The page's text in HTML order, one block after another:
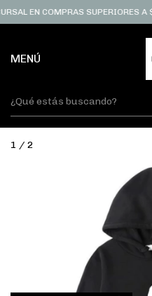
EN COMPRAS SUPERIORES A
MENÚ
1 / 2